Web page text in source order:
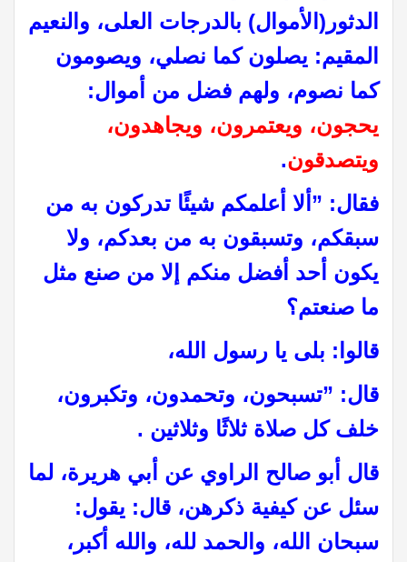
الدثور(الأموال) بالدرجات العلى، والنعيم
المقيم‏:‏ يصلون كما نصلي، ويصومون
كما نصوم، ولهم فضل من أموال‏:‏
يحجون، ويعتمرون، ويجاهدون،
ويتصدقون‏.‏
فقال‏:‏ ‏”‏ألا أعلمكم شيئًا تدركون به من
سبقكم، وتسبقون به من بعدكم، ولا
يكون أحد أفضل منكم إلا من صنع مثل
ما صنعتم‏؟‏
قالوا‏:‏ بلى يا رسول الله،
قال‏:‏ ‏”‏تسبحون، وتحمدون، وتكبرون،
خلف كل صلاة ثلاثًا وثلاثين .
قال أبو صالح الراوي عن أبي هريرة، لما
سئل عن كيفية ذكرهن، قال‏:‏ يقول‏:‏
سبحان الله، والحمد لله، والله أكبر،